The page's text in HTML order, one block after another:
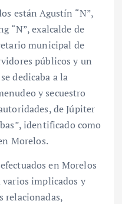
están Agustín “N”,
“N”, exalcalde de
municipal de
públicos y un
dedicaba a la
y secuestro
de Júpiter
identificado como
Morelos.
en Morelos
varios implicados y
relacionadas,